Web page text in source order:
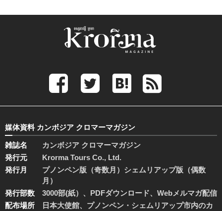
媒体資料 カンボジア クロマーマガジン
雑誌名
カンボジア クロマーマガジン
発行元
Krorma Tours Co., Ltd.
発行月
プノンペン版（奇数月）シェムリアップ版（偶数
月）
発行部数
3000部(紙）、PDFダウンロード、Webメルマガ配信
配布場所
日本大使館、プノンペン・シェムリアップ市内のカ